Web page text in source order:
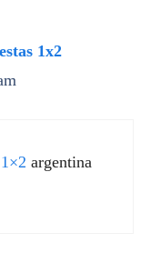
1x2
argentina